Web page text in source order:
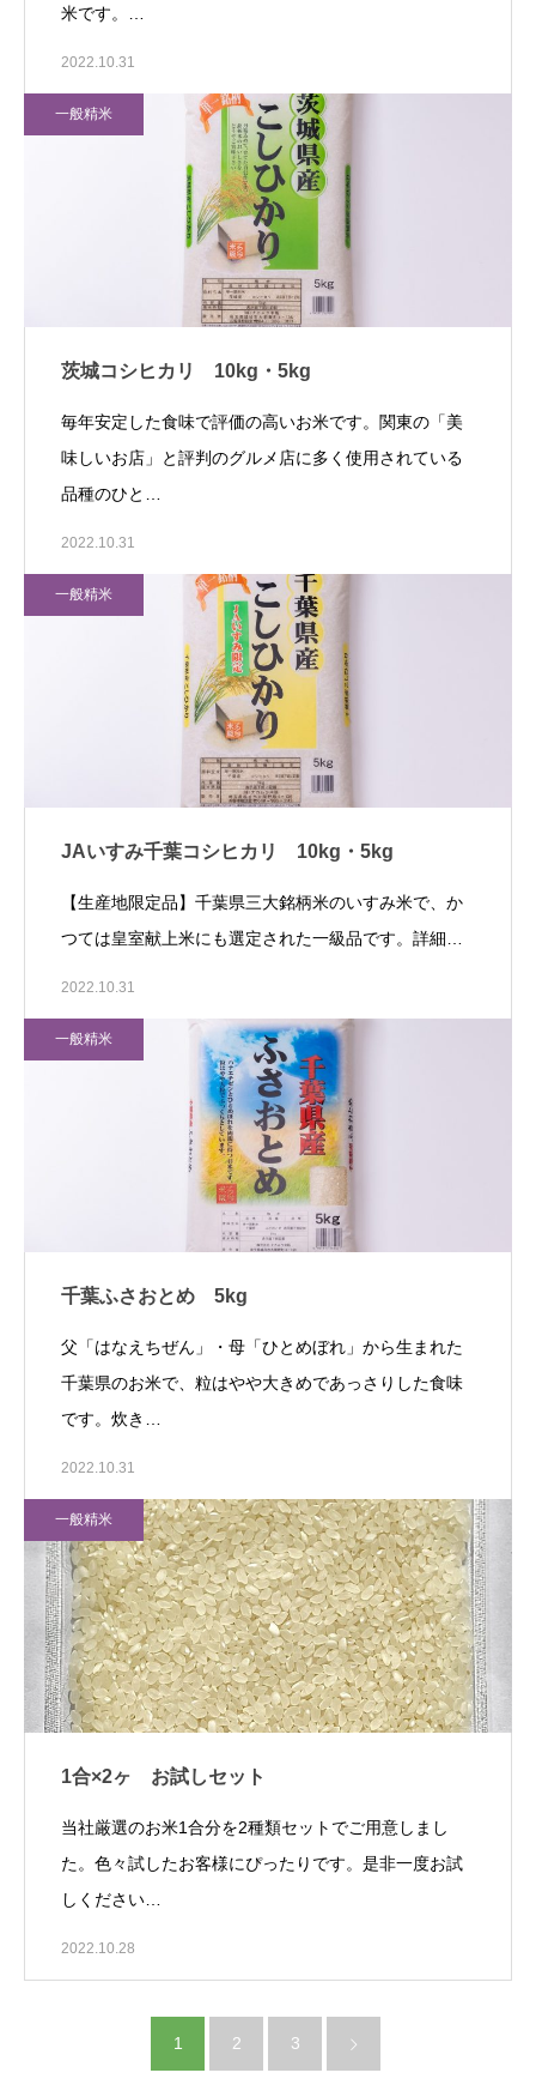
米です。…
2022.10.31
一般精米
茨城コシヒカリ 10kg・5kg
毎年安定した食味で評価の高いお米です。関東の「美
味しいお店」と評判のグルメ店に多く使用されている
品種のひと…
2022.10.31
一般精米
JAいすみ千葉コシヒカリ 10kg・5kg
【生産地限定品】千葉県三大銘柄米のいすみ米で、か
つては皇室献上米にも選定された一級品です。詳細…
2022.10.31
一般精米
千葉ふさおとめ 5kg
父「はなえちぜん」・母「ひとめぼれ」から生まれた
千葉県のお米で、粒はやや大きめであっさりした食味
です。炊き…
2022.10.31
一般精米
1合×2ヶ お試しセット
当社厳選のお米1合分を2種類セットでご用意しまし
た。色々試したお客様にぴったりです。是非一度お試
しください…
2022.10.28
1 2 3